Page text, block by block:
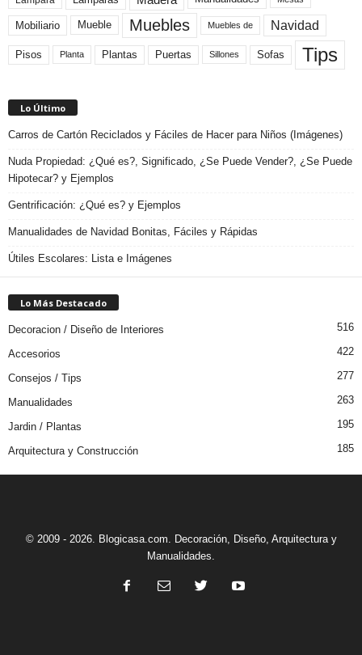
Mobiliario Mueble Muebles Muebles de Navidad
Pisos Planta Plantas Puertas Sillones Sofas Tips
Lo Último
Carros de Cartón Reciclados y Fáciles de Hacer para Niños (Imágenes)
Nuda Propiedad: ¿Qué es?, Significado, ¿Se Puede Vender?, ¿Se Puede
Hipotecar? y Ejemplos
Gentrificación: ¿Qué es? y Ejemplos
Manualidades de Navidad Bonitas, Fáciles y Rápidas
Útiles Escolares: Lista e Imágenes
Lo Más Destacado
Decoracion / Diseño de Interiores 516
Accesorios 422
Consejos / Tips 277
Manualidades 263
Jardin / Plantas 195
Arquitectura y Construcción 185
© 2009 - 2026. Blogicasa.com. Decoración, Diseño, Arquitectura y
Manualidades.